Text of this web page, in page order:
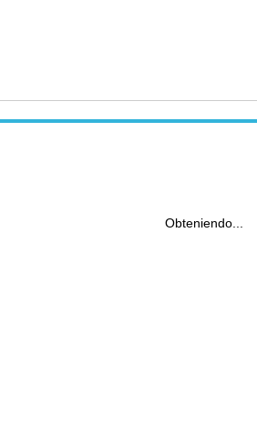
Obteniendo...